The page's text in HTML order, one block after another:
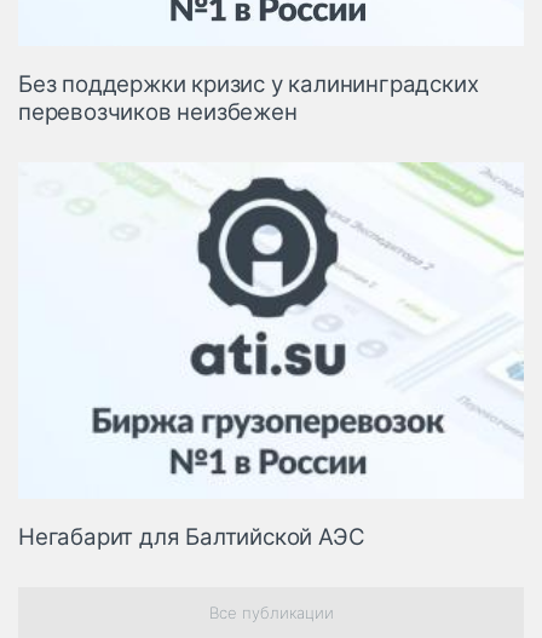
Безопасность и
Таможня и ВЭД
терминалы
Коммерческий
транспорт
Спецтехника
Автосервис,
запчасти, шины
автохимия
Без поддержки кризис у калининградских
перевозчиков неизбежен
Негабарит для Балтийской АЭС
Все публикации